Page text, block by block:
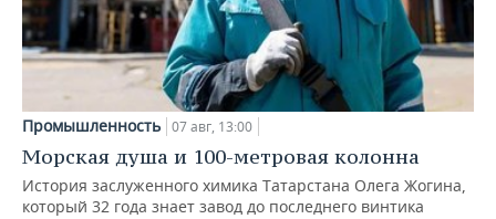
Промышленность 07 авг, 13:00
Морская душа и 100-метровая колонна
История заслуженного химика Татарстана Олега Жогина,
который 32 года знает завод до последнего винтика